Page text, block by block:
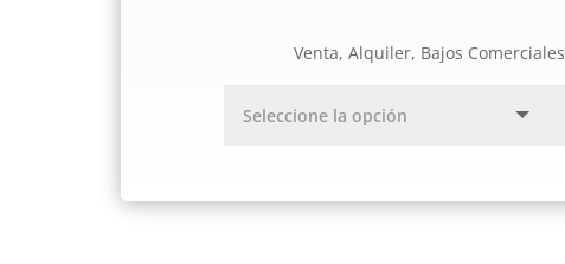
Venta, Alquiler, Bajos Comerciales